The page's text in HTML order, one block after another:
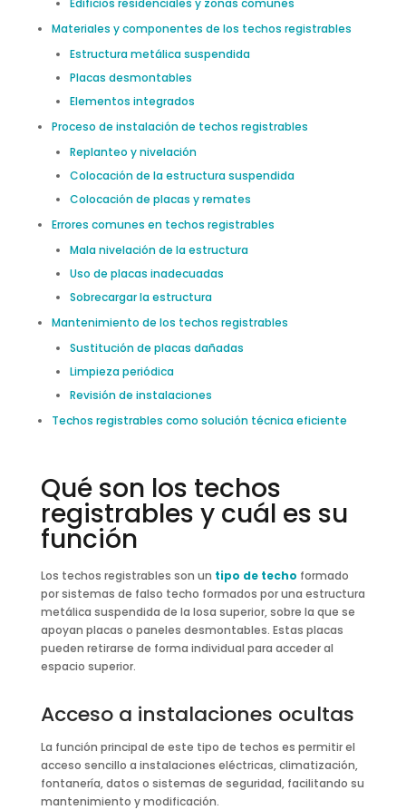
Edificios residenciales y zonas comunes
Materiales y componentes de los techos registrables
Estructura metálica suspendida
Placas desmontables
Elementos integrados
Proceso de instalación de techos registrables
Replanteo y nivelación
Colocación de la estructura suspendida
Colocación de placas y remates
Errores comunes en techos registrables
Mala nivelación de la estructura
Uso de placas inadecuadas
Sobrecargar la estructura
Mantenimiento de los techos registrables
Sustitución de placas dañadas
Limpieza periódica
Revisión de instalaciones
Techos registrables como solución técnica eficiente
Qué son los techos
registrables y cuál es su
función
Los techos registrables son un tipo de techo formado
por sistemas de falso techo formados por una estructura
metálica suspendida de la losa superior, sobre la que se
apoyan placas o paneles desmontables. Estas placas
pueden retirarse de forma individual para acceder al
espacio superior.
Acceso a instalaciones ocultas
La función principal de este tipo de techos es permitir el
acceso sencillo a instalaciones eléctricas, climatización,
fontanería, datos o sistemas de seguridad, facilitando su
mantenimiento y modificación.